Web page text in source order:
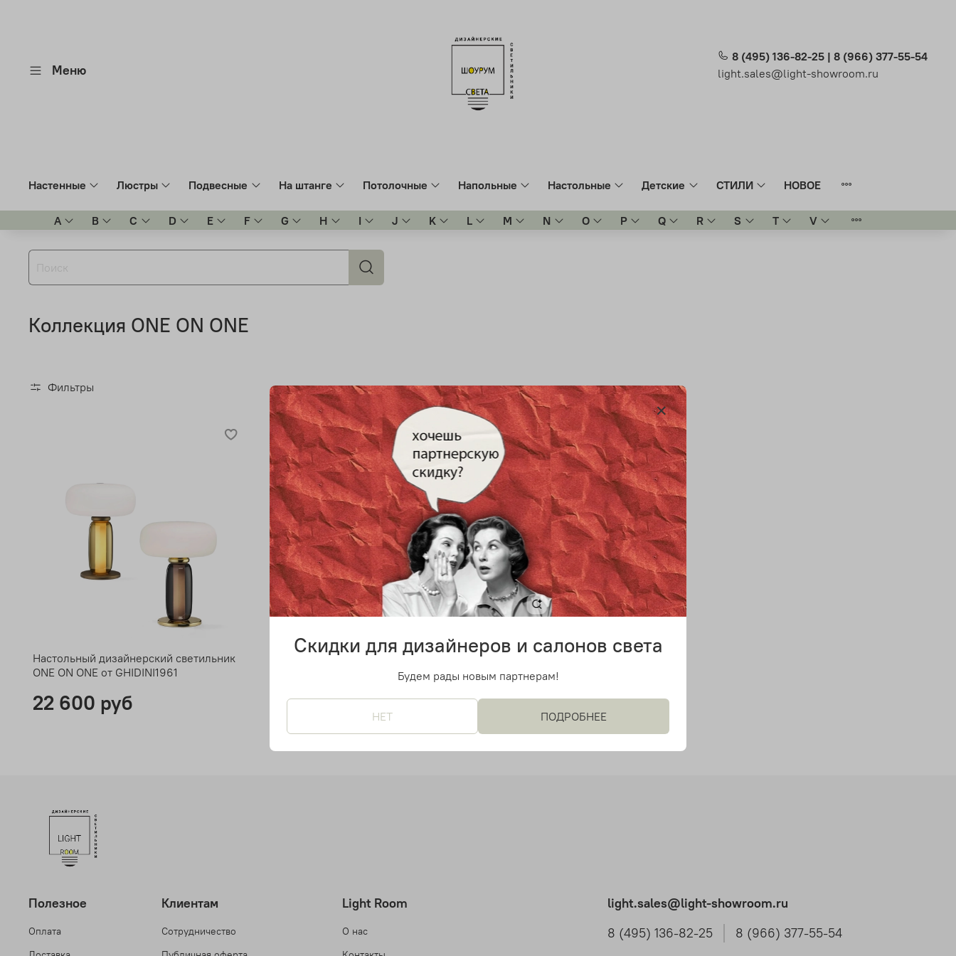
Меню
8 (495) 136-82-25 | 8 (966) 377-55-54
light.sales@light-showroom.ru
Настенные Люстры Подвесные На штанге Потолочные Напольные Настольные Детские СТИЛИ НОВОЕ
A B C D E F G H I J K L M N O P Q R S T V
Коллекция ONE ON ONE
Фильтры
Настольный дизайнерский светильник
ONE ON ONE от GHIDINI1961
22 600 руб
Полезное
Оплата
Клиентам
Сотрудничество
Light Room
О нас
light.sales@light-showroom.ru
8 (495) 136-82-25
8 (966) 377-55-54
Скидки для дизайнеров и салонов света
Будем рады новым партнерам!
НЕТ ПОДРОБНЕЕ